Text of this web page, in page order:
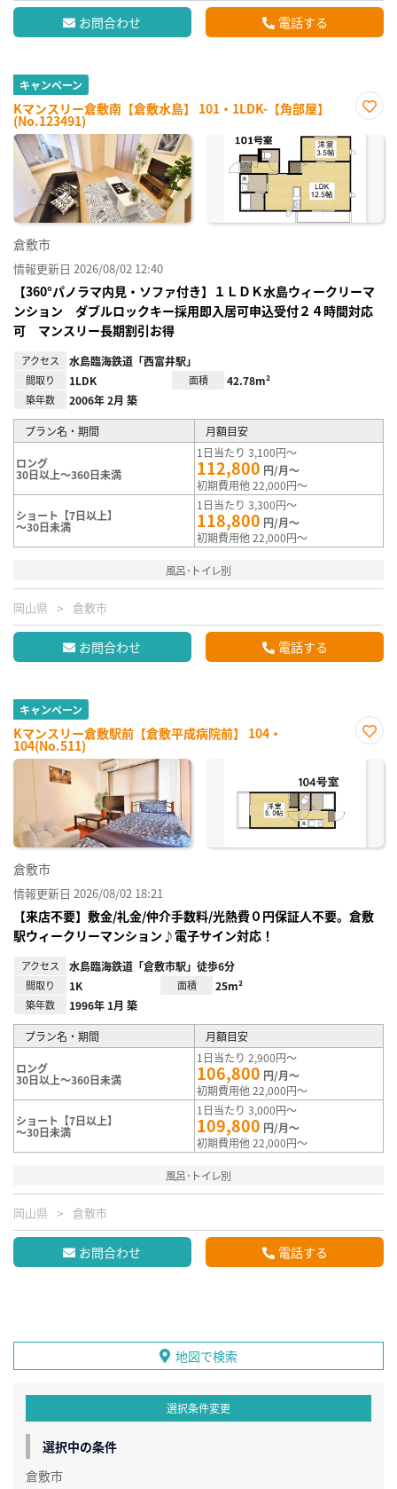
お問合わせ 電話する
キャンペーン
Kマンスリー倉敷南【倉敷水島】 101・1LDK-【角部屋】
(No.123491)
に入
倉敷市
情報更新日 2026/08/02 12:40
【360°パノラマ内見・ソファ付き】１ＬＤＫ水島ウィークリーマ
ンション ダブルロックキー採用即入居可申込受付２４時間対応
可 マンスリー長期割引お得
アクセス 水島臨海鉄道「西富井駅」
間取り 1LDK 面積 42.78m²
築年数 2006年 2月 築
プラン名・期間 月額目安
ロング
30日以上～360日未満
1日当たり 3,100円～
112,800 円/月～
初期費用他 22,000円～
ショート【7日以上】
～30日未満
1日当たり 3,300円～
118,800 円/月～
初期費用他 22,000円～
風呂･トイレ別
岡山県 倉敷市
お問合わせ 電話する
キャンペーン
Kマンスリー倉敷駅前【倉敷平成病院前】 104・
104(No.511)
に入
倉敷市
情報更新日 2026/08/02 18:21
【来店不要】敷金/礼金/仲介手数料/光熱費０円保証人不要。倉敷
駅ウィークリーマンション♪電子サイン対応！
アクセス 水島臨海鉄道「倉敷市駅」徒歩6分
間取り 1K 面積 25m²
築年数 1996年 1月 築
プラン名・期間 月額目安
ロング
30日以上～360日未満
1日当たり 2,900円～
106,800 円/月～
初期費用他 22,000円～
ショート【7日以上】
～30日未満
1日当たり 3,000円～
109,800 円/月～
初期費用他 22,000円～
風呂･トイレ別
岡山県 倉敷市
お問合わせ 電話する
地図で検索
選択条件変更
選択中の条件
倉敷市